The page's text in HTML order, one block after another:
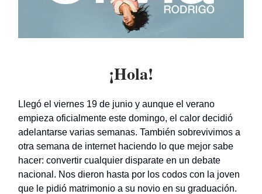
¡Hola!
Llegó el viernes 19 de junio y aunque el verano
empieza oficialmente este domingo, el calor decidió
adelantarse varias semanas. También sobrevivimos a
otra semana de internet haciendo lo que mejor sabe
hacer: convertir cualquier disparate en un debate
nacional. Nos dieron hasta por los codos con la joven
que le pidió matrimonio a su novio en su graduación.